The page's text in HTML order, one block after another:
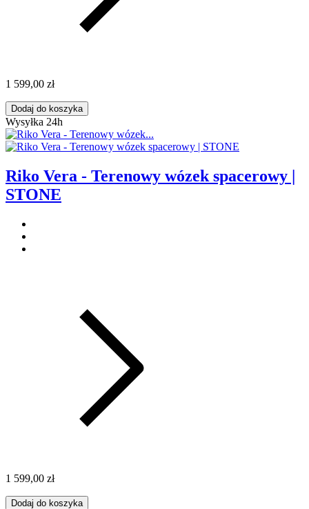
1 599,00 zł
Dodaj do koszyka
Wysyłka 24h
Riko Vera - Terenowy wózek spacerowy |
STONE
1 599,00 zł
Dodaj do koszyka